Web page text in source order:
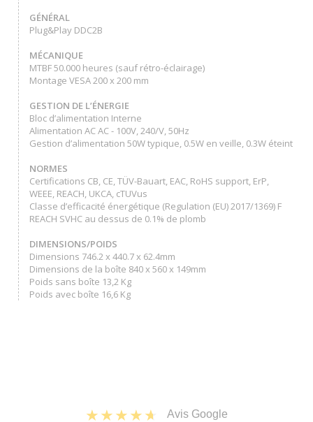
GÉNÉRAL
Plug&Play DDC2B
MÉCANIQUE
MTBF 50.000 heures (sauf rétro-éclairage)
Montage VESA 200 x 200 mm
GESTION DE L’ÉNERGIE
Bloc d’alimentation Interne
Alimentation AC AC - 100V, 240/V, 50Hz
Gestion d’alimentation 50W typique, 0.5W en veille, 0.3W éteint
NORMES
Certifications CB, CE, TÜV-Bauart, EAC, RoHS support, ErP,
WEEE, REACH, UKCA, cTUVus
Classe d’efficacité énergétique (Regulation (EU) 2017/1369) F
REACH SVHC au dessus de 0.1% de plomb
DIMENSIONS/POIDS
Dimensions 746.2 x 440.7 x 62.4mm
Dimensions de la boîte 840 x 560 x 149mm
Poids sans boîte 13,2 Kg
Poids avec boîte 16,6 Kg
Avis Google